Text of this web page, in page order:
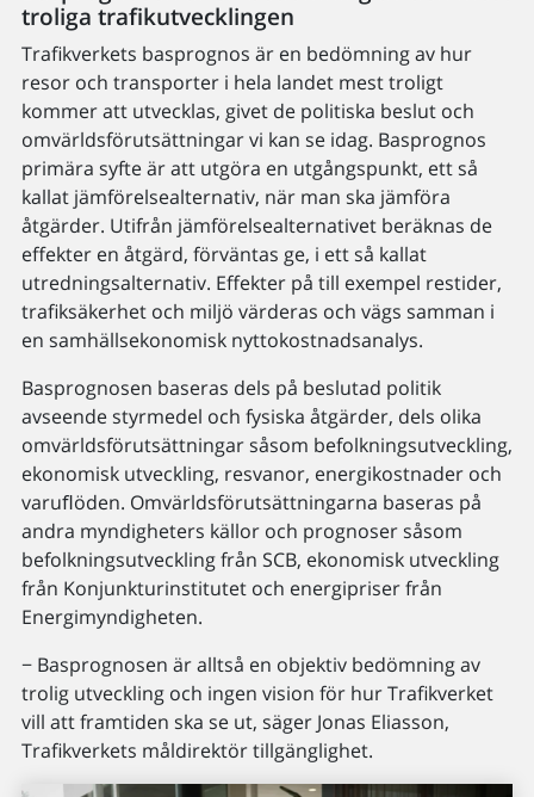
troliga trafikutvecklingen
Trafikverkets basprognos är en bedömning av hur
resor och transporter i hela landet mest troligt
kommer att utvecklas, givet de politiska beslut och
omvärldsförutsättningar vi kan se idag. Basprognos
primära syfte är att utgöra en utgångspunkt, ett så
kallat jämförelsealternativ, när man ska jämföra
åtgärder. Utifrån jämförelsealternativet beräknas de
effekter en åtgärd, förväntas ge, i ett så kallat
utredningsalternativ. Effekter på till exempel restider,
trafiksäkerhet och miljö värderas och vägs samman i
en samhällsekonomisk nyttokostnadsanalys.
Basprognosen baseras dels på beslutad politik
avseende styrmedel och fysiska åtgärder, dels olika
omvärldsförutsättningar såsom befolkningsutveckling,
ekonomisk utveckling, resvanor, energikostnader och
varuﬂöden. Omvärldsförutsättningarna baseras på
andra myndigheters källor och prognoser såsom
befolkningsutveckling från SCB, ekonomisk utveckling
från Konjunkturinstitutet och energipriser från
Energimyndigheten.
− Basprognosen är alltså en objektiv bedömning av
trolig utveckling och ingen vision för hur Trafikverket
vill att framtiden ska se ut, säger Jonas Eliasson,
Trafikverkets måldirektör tillgänglighet.